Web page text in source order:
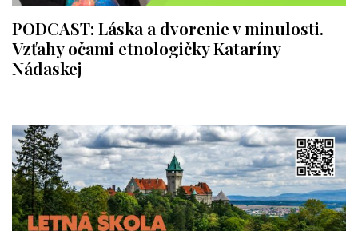
PODCAST: Láska a dvorenie v minulosti.
Vzťahy očami etnologičky Kataríny
Nádaskej